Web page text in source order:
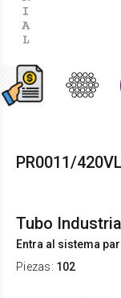
PR0011/420VL
Tubo
Entra al sistema
Piezas: 102